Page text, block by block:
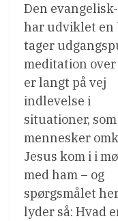
Den
har udviklet en
tager
meditation
er langt på vej
indlevelse i
situationer, som
mennesker
Jesus kom i i
med ham – og
spørgsmålet
lyder så: Hvad